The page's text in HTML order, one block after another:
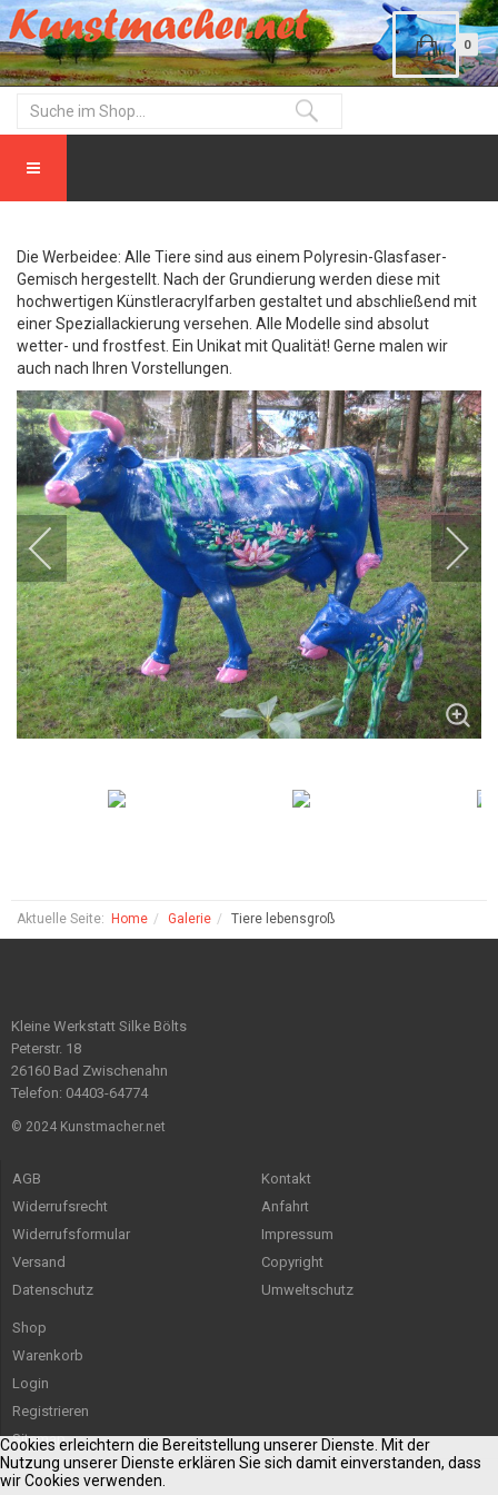
0
Die Werbeidee: Alle Tiere sind aus einem Polyresin-Glasfaser-
Gemisch hergestellt. Nach der Grundierung werden diese mit
hochwertigen Künstleracrylfarben gestaltet und abschließend mit
einer Speziallackierung versehen. Alle Modelle sind absolut
wetter- und frostfest. Ein Unikat mit Qualität! Gerne malen wir
auch nach Ihren Vorstellungen.
Aktuelle Seite: Home Galerie Tiere lebensgroß
Kleine Werkstatt Silke Bölts
Peterstr. 18
26160 Bad Zwischenahn
Telefon: 04403-64774
© 2024 Kunstmacher.net
AGB
Widerrufsrecht
Widerrufsformular
Versand
Datenschutz
Kontakt
Anfahrt
Impressum
Copyright
Umweltschutz
Shop
Warenkorb
Login
Registrieren
Sitemap
Cookies erleichtern die Bereitstellung unserer Dienste. Mit der
Nutzung unserer Dienste erklären Sie sich damit einverstanden, dass
wir Cookies verwenden.